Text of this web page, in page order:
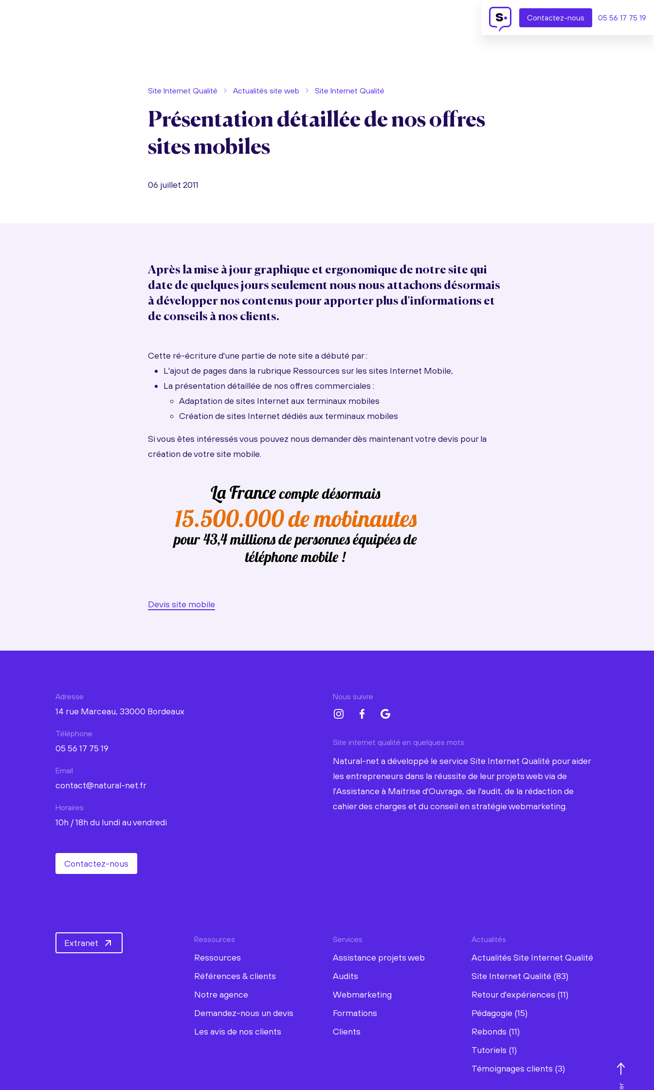
s Contactez-nous 05 56 17 75 19
Site Internet Qualité Actualités site web Site Internet Qualité
Présentation détaillée de nos offres
sites mobiles
06 juillet 2011
Après la mise à jour graphique et ergonomique de notre site qui
date de quelques jours seulement nous nous attachons désormais
à développer nos contenus pour apporter plus d'informations et
de conseils à nos clients.
Cette ré-écriture d'une partie de note site a débuté par :
L'ajout de pages dans la rubrique Ressources sur les sites Internet Mobile,
La présentation détaillée de nos offres commerciales :
Adaptation de sites Internet aux terminaux mobiles
Création de sites Internet dédiés aux terminaux mobiles
Si vous êtes intéressés vous pouvez nous demander dès maintenant votre devis pour la
création de votre site mobile.
Devis site mobile
Adresse
14 rue Marceau, 33000 Bordeaux
Téléphone
05 56 17 75 19
Email
contact@natural-net.fr
Horaires
10h / 18h du lundi au vendredi
Contactez-nous
Nous suivre
Site internet qualité en quelques mots
Natural-net a développé le service Site Internet Qualité pour aider
les entrepreneurs dans la réussite de leur projets web via de
l'Assistance à Maitrise d'Ouvrage, de l'audit, de la rédaction de
cahier des charges et du conseil en stratégie webmarketing.
Extranet Ressources
Ressources
Références & clients
Notre agence
Demandez-nous un devis
Les avis de nos clients
Services
Assistance projets web
Audits
Webmarketing
Formations
Clients
Actualités
Actualités Site Internet Qualité
Site Internet Qualité (83)
Retour d'expériences (11)
Pédagogie (15)
Rebonds (11)
Tutoriels (1)
Témoignages clients (3)